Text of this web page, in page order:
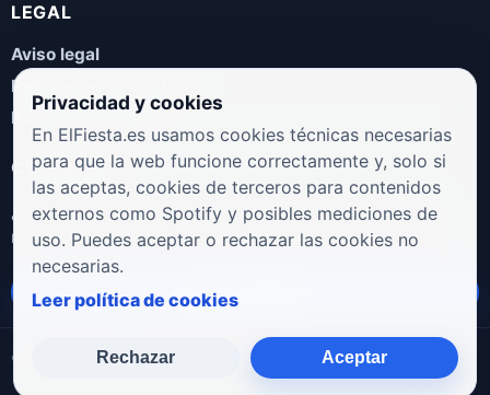
LEGAL
Aviso legal
Política de privacidad
Política de cookies
COLABORA
¿Eres artista, manager, sello o promotor? Envíanos tus
novedades, galas, entrevistas o propuestas musicales.
Enviar propuesta
© 2026 ElFiesta.es Noticias · Galas · Entrevistas · Música
Privacidad y cookies
En ElFiesta.es usamos cookies técnicas necesarias
para que la web funcione correctamente y, solo si
las aceptas, cookies de terceros para contenidos
externos como Spotify y posibles mediciones de
uso. Puedes aceptar o rechazar las cookies no
necesarias.
Leer política de cookies
Rechazar Aceptar